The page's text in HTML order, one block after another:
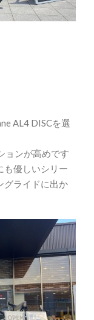
AL4 DISCを選
ョンが高めです
も優しいシリー
グライドに出か